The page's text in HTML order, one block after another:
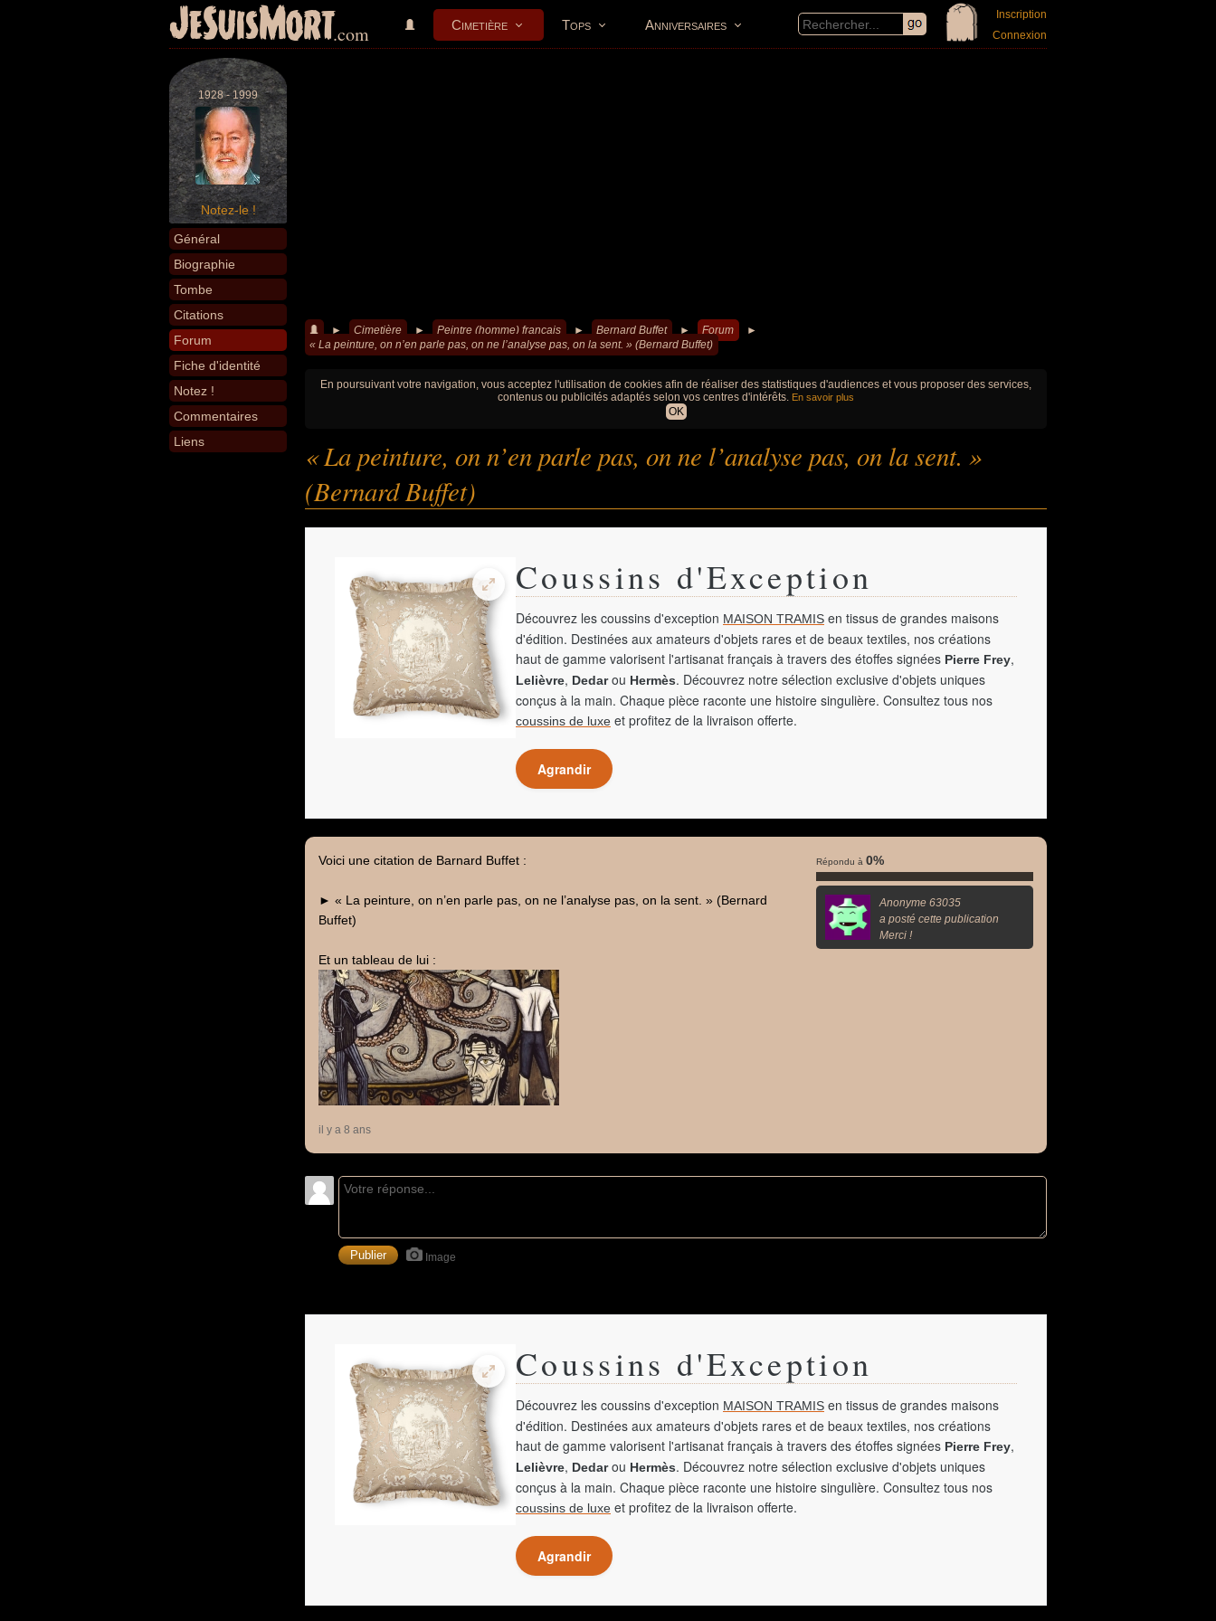
JeSuisMort.com Cimetière Tops Anniversaires
Inscription
Connexion
1928 - 1999
Notez-le !
Général
Biographie
Tombe
Citations
Forum
Fiche d'identité
Notez !
Commentaires
Liens
► Cimetière ► Peintre (homme) francais ► Bernard Buffet ► Forum
►
« La peinture, on n’en parle pas, on ne l’analyse pas, on la sent. » (Bernard Buffet)
En poursuivant votre navigation, vous acceptez l'utilisation de cookies afin de réaliser des statistiques d'audiences et vous proposer des services,
contenus ou publicités adaptés selon vos centres d'intérêts. En savoir plus
OK
« La peinture, on n’en parle pas, on ne l’analyse pas, on la sent. »
(Bernard Buffet)
Coussins d'Exception
Découvrez les coussins d'exception MAISON TRAMIS en tissus de grandes maisons
d'édition. Destinées aux amateurs d'objets rares et de beaux textiles, nos créations
haut de gamme valorisent l'artisanat français à travers des étoffes signées Pierre Frey,
Lelièvre, Dedarou Hermès. Découvrez notre sélection exclusive d'objets uniques
conçus à la main. Chaque pièce raconte une histoire singulière. Consultez tous nos
coussins de luxe et profitez de la livraison offerte.
Agrandir
Répondu à 0%
Anonyme 63035
a posté cette publication
Merci !
Voici une citation de Barnard Buffet :
► « La peinture, on n’en parle pas, on ne l’analyse pas, on la sent. » (Bernard
Buffet)
Et un tableau de lui :
il y a 8 ans
Image
Coussins d'Exception
Découvrez les coussins d'exception MAISON TRAMIS en tissus de grandes maisons
d'édition. Destinées aux amateurs d'objets rares et de beaux textiles, nos créations
haut de gamme valorisent l'artisanat français à travers des étoffes signées Pierre Frey,
Lelièvre, Dedarou Hermès. Découvrez notre sélection exclusive d'objets uniques
conçus à la main. Chaque pièce raconte une histoire singulière. Consultez tous nos
coussins de luxe et profitez de la livraison offerte.
Agrandir